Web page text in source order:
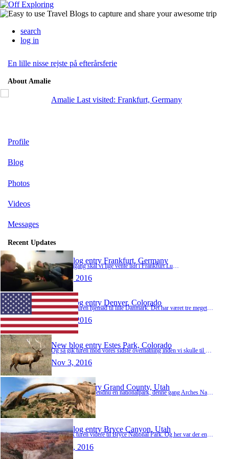
search
log in
En lille nisse rejste på efterårsferie
About Amalie
Amalie Last visited: Frankfurt, Germany
Profile
Blog
Photos
Videos
Messages
Recent Updates
New blog entry Frankfurt, Germany
Endnu engang skal vi lige vente lidt i Frankfurt Lufthavn. Men denne gang er det med Lounge. Så her sidder vi og venter på at kunne boarde vores fly, så vi kan komme det sidste stykke hjem.…
Nov 5, 2016
New blog entry Denver, Colorado
Og så går turen hjemad til lille Danmark. Det har været tre meget begivenhedsrige uger, hvor vi både har formået at se byer, ørken og skove. Men alt godt har jo desværre en ende, og fo…
Nov 4, 2016
New blog entry Estes Park, Colorado
Nov 3, 2016
New blog entry Grand County, Utah
Og så gik turen til endnu en nationalpark, denne gang Arches Nationalpark, som igen er helt anderledes end de 3 foregående nationalparker. Det er helt utroligt så forskellige de kan være. …
Nov 2, 2016
New blog entry Bryce Canyon, Utah
Og så gik turen videre til Bryce National Park. Og her var der en helt utrolig natur! Bryce Canyon er fuldkommen ulig de andre to nationalparker vi har besøgt. I Bryce er der såkaldte Hoodo…
Oct 31, 2016